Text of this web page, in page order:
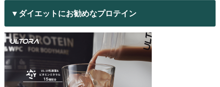
▼ダイエットにお勧めなプロテイン